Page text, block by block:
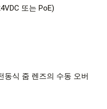
또는 PoE)
동식 줌 렌즈의 수동 오버